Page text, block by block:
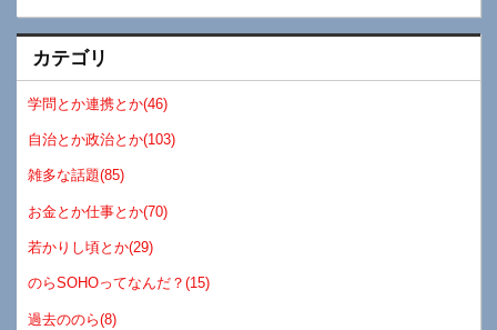
カテゴリ
学問とか連携とか(46)
自治とか政治とか(103)
雑多な話題(85)
お金とか仕事とか(70)
若かりし頃とか(29)
のらSOHOってなんだ？(15)
過去ののら(8)